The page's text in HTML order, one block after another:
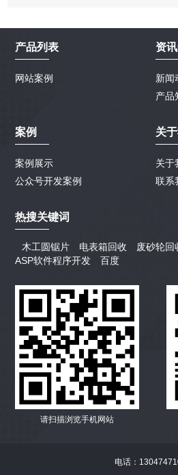
产品列表
网站案例
资
新闻
产品
案例
案例展示
公众号开发案例
关
关于
联系
热搜关键词
木工圆锯片 电表箱回收 废砂轮回
ASP软件程序开发
百度
请扫描浏览手机网站
电话：